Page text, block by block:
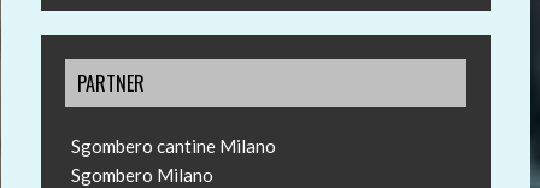
PARTNER
Sgombero cantine Milano
Sgombero Milano